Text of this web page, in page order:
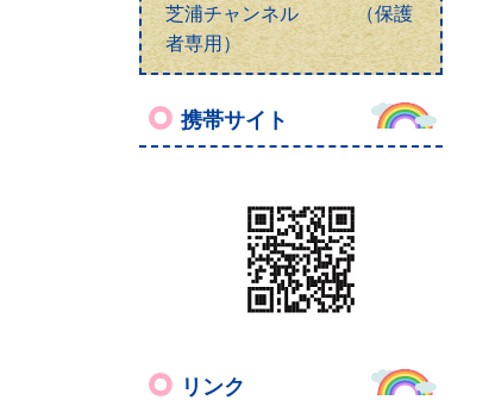
芝浦チャンネル （保護
者専用）
携帯サイト
リンク